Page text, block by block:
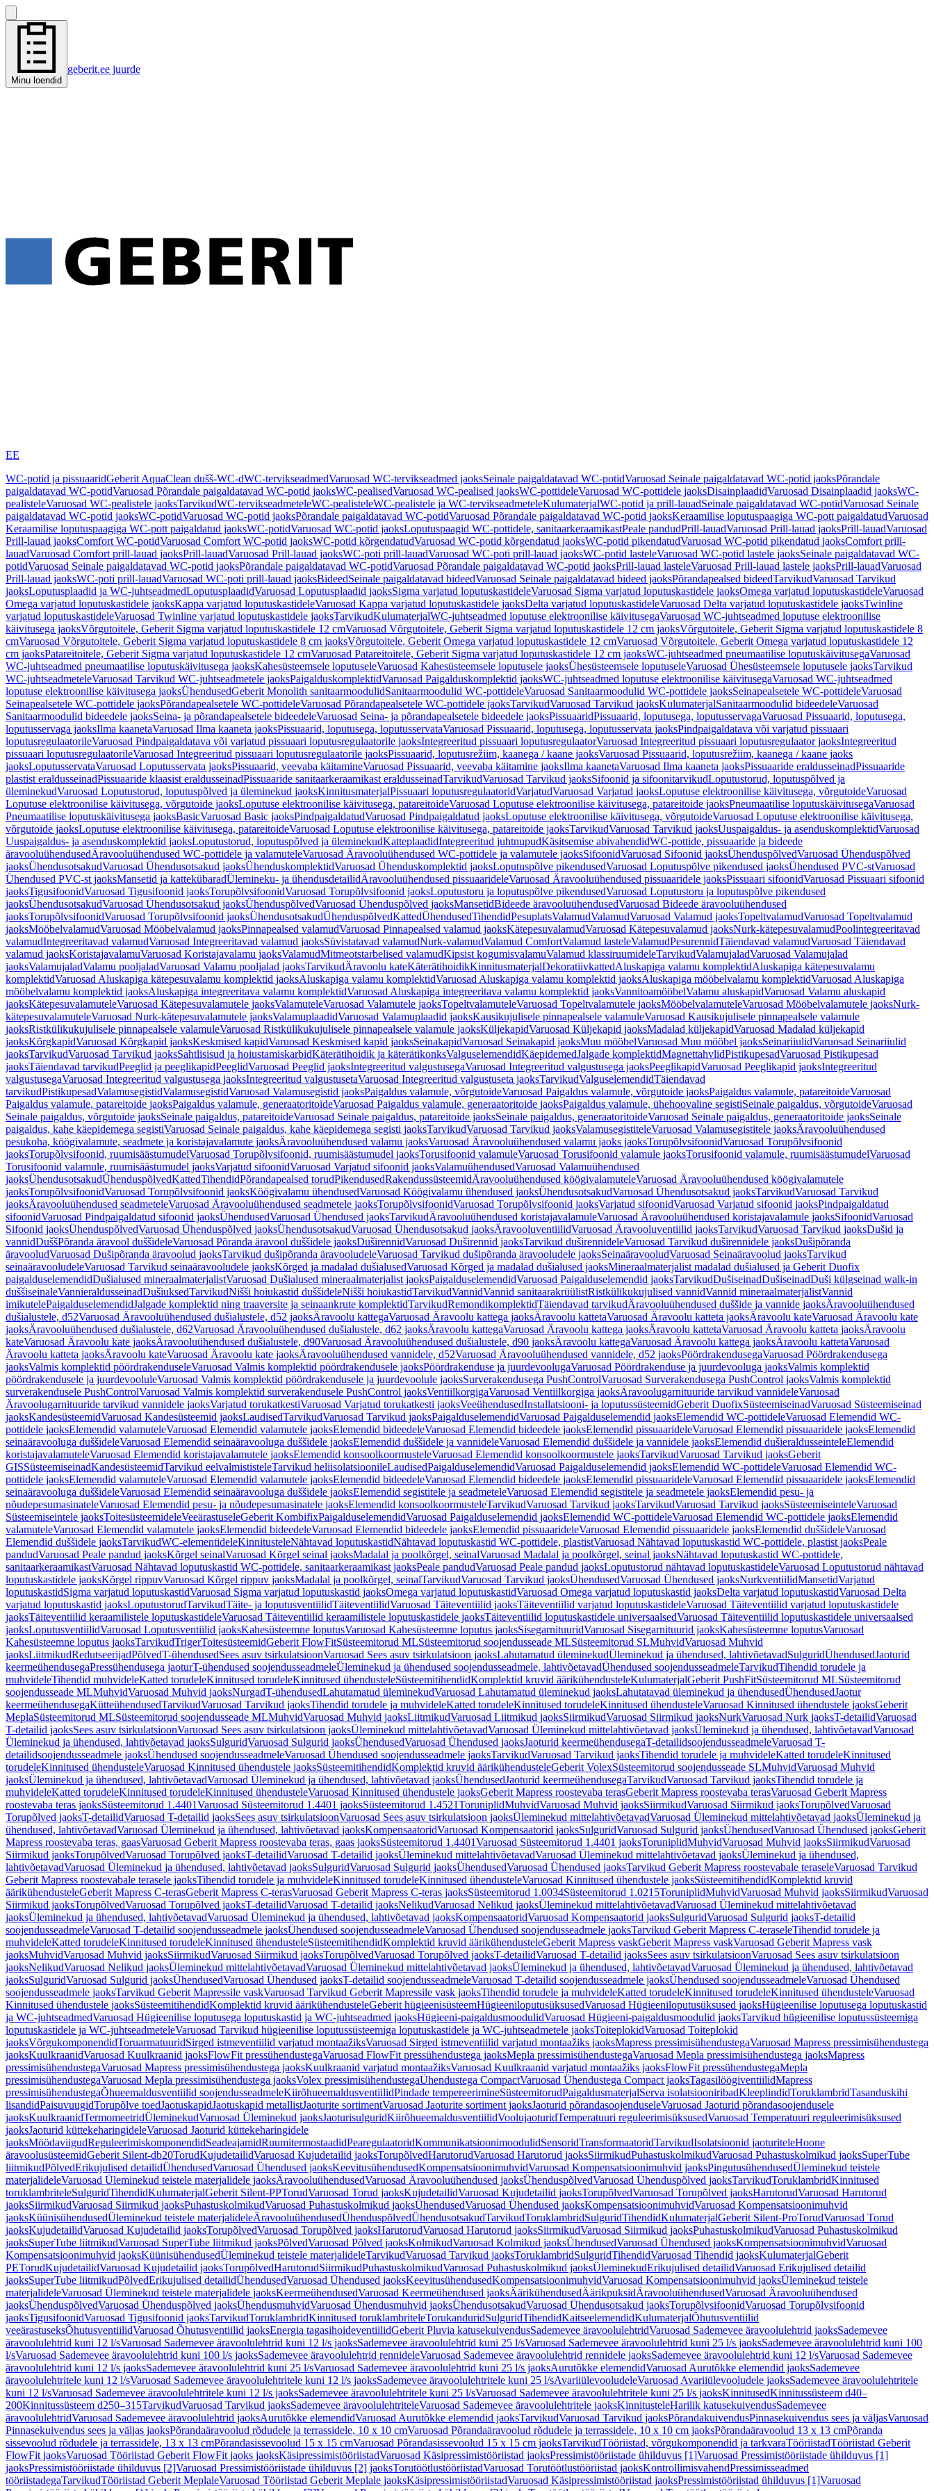
Minu loendid
geberit.ee juurde
EE
WC-potid ja pissuaaridGeberit AquaClean dušš-WC-dWC-tervikseadmedVaruosad WC-tervikseadmed jaoksSeinale paigaldatavad WC-potidVaruosad Seinale paigaldatavad WC-potid jaoksPõrandale
paigaldatavad WC-potidVaruosad Põrandale paigaldatavad WC-potid jaoksWC-pealisedVaruosad WC-pealised jaoksWC-pottideleVaruosad WC-pottidele jaoksDisainplaadidVaruosad Disainplaadid jaoksWC-
pealisteleVaruosad WC-pealistele jaoksTarvikudWC-tervikseadmeteleWC-pealisteleWC-pealistele ja WC-tervikseadmeteleKulumaterjalWC-potid ja prill-lauadSeinale paigaldatavad WC-potidVaruosad Seinale
paigaldatavad WC-potid jaoksWC-potidVaruosad WC-potid jaoksPõrandale paigaldatavad WC-potidVaruosad Põrandale paigaldatavad WC-potid jaoksKeraamilise loputuspaagiga WC-pott paigaldatudVaruosad
Keraamilise loputuspaagiga WC-pott paigaldatud jaoksWC-potidVaruosad WC-potid jaoksLoputuspaagid WC-pottidele, sanitaarkeraamikastPeale pandudPrill-lauadVaruosad Prill-lauad jaoksPrill-lauadVaruosad
Prill-lauad jaoksComfort WC-potidVaruosad Comfort WC-potid jaoksWC-potid kõrgendatudVaruosad WC-potid kõrgendatud jaoksWC-potid pikendatudVaruosad WC-potid pikendatud jaoksComfort prill-
lauadVaruosad Comfort prill-lauad jaoksPrill-lauadVaruosad Prill-lauad jaoksWC-poti prill-lauadVaruosad WC-poti prill-lauad jaoksWC-potid lasteleVaruosad WC-potid lastele jaoksSeinale paigaldatavad WC-
potidVaruosad Seinale paigaldatavad WC-potid jaoksPõrandale paigaldatavad WC-potidVaruosad Põrandale paigaldatavad WC-potid jaoksPrill-lauad lasteleVaruosad Prill-lauad lastele jaoksPrill-lauadVaruosad
Prill-lauad jaoksWC-poti prill-lauadVaruosad WC-poti prill-lauad jaoksBideedSeinale paigaldatavad bideedVaruosad Seinale paigaldatavad bideed jaoksPõrandapealsed bideedTarvikudVaruosad Tarvikud
jaoksLoputusplaadid ja WC-juhtseadmedLoputusplaadidVaruosad Loputusplaadid jaoksSigma varjatud loputuskastideleVaruosad Sigma varjatud loputuskastidele jaoksOmega varjatud loputuskastideleVaruosad
Omega varjatud loputuskastidele jaoksKappa varjatud loputuskastideleVaruosad Kappa varjatud loputuskastidele jaoksDelta varjatud loputuskastideleVaruosad Delta varjatud loputuskastidele jaoksTwinline
varjatud loputuskastideleVaruosad Twinline varjatud loputuskastidele jaoksTarvikudKulumaterjalWC-juhtseadmed loputuse elektroonilise käivitusegaVaruosad WC-juhtseadmed loputuse elektroonilise
käivitusega jaoksVõrgutoitele, Geberit Sigma varjatud loputuskastidele 12 cmVaruosad Võrgutoitele, Geberit Sigma varjatud loputuskastidele 12 cm jaoksVõrgutoitele, Geberit Sigma varjatud loputuskastidele 8
cmVaruosad Võrgutoitele, Geberit Sigma varjatud loputuskastidele 8 cm jaoksVõrgutoitele, Geberit Omega varjatud loputuskastidele 12 cmVaruosad Võrgutoitele, Geberit Omega varjatud loputuskastidele 12
cm jaoksPatareitoitele, Geberit Sigma varjatud loputuskastidele 12 cmVaruosad Patareitoitele, Geberit Sigma varjatud loputuskastidele 12 cm jaoksWC-juhtseadmed pneumaatilise loputuskäivitusegaVaruosad
WC-juhtseadmed pneumaatilise loputuskäivitusega jaoksKahesüsteemsele loputuseleVaruosad Kahesüsteemsele loputusele jaoksÜhesüsteemsele loputuseleVaruosad Ühesüsteemsele loputusele jaoksTarvikud
WC-juhtseadmeteleVaruosad Tarvikud WC-juhtseadmetele jaoksPaigalduskomplektidVaruosad Paigalduskomplektid jaoksWC-juhtseadmed loputuse elektroonilise käivitusegaVaruosad WC-juhtseadmed
loputuse elektroonilise käivitusega jaoksÜhendusedGeberit Monolith sanitaarmoodulidSanitaarmoodulid WC-pottideleVaruosad Sanitaarmoodulid WC-pottidele jaoksSeinapealsetele WC-pottideleVaruosad
Seinapealsetele WC-pottidele jaoksPõrandapealsetele WC-pottideleVaruosad Põrandapealsetele WC-pottidele jaoksTarvikudVaruosad Tarvikud jaoksKulumaterjalSanitaarmoodulid bideedeleVaruosad
Sanitaarmoodulid bideedele jaoksSeina- ja põrandapealsetele bideedeleVaruosad Seina- ja põrandapealsetele bideedele jaoksPissuaaridPissuaarid, loputusega, loputusservagaVaruosad Pissuaarid, loputusega,
loputusservaga jaoksIlma kaanetaVaruosad Ilma kaaneta jaoksPissuaarid, loputusega, loputusservataVaruosad Pissuaarid, loputusega, loputusservata jaoksPindpaigaldatava või varjatud pissuaari
loputusregulaatorileVaruosad Pindpaigaldatava või varjatud pissuaari loputusregulaatorile jaoksIntegreeritud pissuaari loputusregulaatorVaruosad Integreeritud pissuaari loputusregulaator jaoksIntegreeritud
pissuaari loputusregulaatorileVaruosad Integreeritud pissuaari loputusregulaatorile jaoksPissuaarid, loputusrežiim, kaanega / kaane jaoksVaruosad Pissuaarid, loputusrežiim, kaanega / kaane jaoks
jaoksLoputusservataVaruosad Loputusservata jaoksPissuaarid, veevaba käitamineVaruosad Pissuaarid, veevaba käitamine jaoksIlma kaanetaVaruosad Ilma kaaneta jaoksPissuaaride eraldusseinadPissuaaride
plastist eraldusseinadPissuaaride klaasist eraldusseinadPissuaaride sanitaarkeraamikast eraldusseinadTarvikudVaruosad Tarvikud jaoksSifoonid ja sifoonitarvikudLoputustorud, loputuspõlved ja
üleminekudVaruosad Loputustorud, loputuspõlved ja üleminekud jaoksKinnitusmaterjalPissuaari loputusregulaatoridVarjatudVaruosad Varjatud jaoksLoputuse elektroonilise käivitusega, võrgutoideVaruosad
Loputuse elektroonilise käivitusega, võrgutoide jaoksLoputuse elektroonilise käivitusega, patareitoideVaruosad Loputuse elektroonilise käivitusega, patareitoide jaoksPneumaatilise loputuskäivitusegaVaruosad
Pneumaatilise loputuskäivitusega jaoksBasicVaruosad Basic jaoksPindpaigaldatudVaruosad Pindpaigaldatud jaoksLoputuse elektroonilise käivitusega, võrgutoideVaruosad Loputuse elektroonilise käivitusega,
võrgutoide jaoksLoputuse elektroonilise käivitusega, patareitoideVaruosad Loputuse elektroonilise käivitusega, patareitoide jaoksTarvikudVaruosad Tarvikud jaoksUuspaigaldus- ja asenduskomplektidVaruosad
Uuspaigaldus- ja asenduskomplektid jaoksLoputustorud, loputuspõlved ja üleminekudKatteplaadidIntegreeritud juhtnupudKäsitsemise abivahendidWC-pottide, pissuaaride ja bideede
äravooluühendusedÄravooluühendused WC-pottidele ja valamuteleVaruosad Äravooluühendused WC-pottidele ja valamutele jaoksSifoonidVaruosad Sifoonid jaoksÜhenduspõlvedVaruosad Ühenduspõlved
jaoksÜhendusotsakudVaruosad Ühendusotsakud jaoksÜhenduskomplektidVaruosad Ühenduskomplektid jaoksLoputuspõlve pikendusedVaruosad Loputuspõlve pikendused jaoksÜhendused PVC-stVaruosad
Ühendused PVC-st jaoksMansetid ja kattekübaradÜlemineku- ja ühendusdetailidÄravooluühendused pissuaarideleVaruosad Äravooluühendused pissuaaridele jaoksPissuaari sifoonidVaruosad Pissuaari sifoonid
jaoksTigusifoonidVaruosad Tigusifoonid jaoksTorupõlvsifoonidVaruosad Torupõlvsifoonid jaoksLoputustoru ja loputuspõlve pikendusedVaruosad Loputustoru ja loputuspõlve pikendused
jaoksÜhendusotsakudVaruosad Ühendusotsakud jaoksÜhenduspõlvedVaruosad Ühenduspõlved jaoksMansetidBideede äravooluühendusedVaruosad Bideede äravooluühendused
jaoksTorupõlvsifoonidVaruosad Torupõlvsifoonid jaoksÜhendusotsakudÜhenduspõlvedKattedÜhendusedTihendidPesuplatsValamudValamudVaruosad Valamud jaoksTopeltvalamudVaruosad Topeltvalamud
jaoksMööbelvalamudVaruosad Mööbelvalamud jaoksPinnapealsed valamudVaruosad Pinnapealsed valamud jaoksKätepesuvalamudVaruosad Kätepesuvalamud jaoksNurk-kätepesuvalamudPoolintegreeritavad
valamudIntegreeritavad valamudVaruosad Integreeritavad valamud jaoksSüvistatavad valamudNurk-valamudValamud ComfortValamud lasteleValamudPesurennidTäiendavad valamudVaruosad Täiendavad
valamud jaoksKoristajavalamuVaruosad Koristajavalamu jaoksValamudMitmeotstarbelised valamudKipsist kogumisvalamuValamud klassiruumideleTarvikudValamujaladVaruosad Valamujalad
jaoksValamujaladValamu pooljaladVaruosad Valamu pooljalad jaoksTarvikudÄravoolu kateKäterätihoidikKinnitusmaterjalDekoratiivkattedAluskapiga valamu komplektidAluskapiga kätepesuvalamu
komplektidVaruosad Aluskapiga kätepesuvalamu komplektid jaoksAluskapiga valamu komplektidVaruosad Aluskapiga valamu komplektid jaoksAluskapiga mööbelvalamu komplektidVaruosad Aluskapiga
mööbelvalamu komplektid jaoksAluskapiga integreeritava valamu komplektidVaruosad Aluskapiga integreeritava valamu komplektid jaoksVannitoamööbelValamu aluskapidVaruosad Valamu aluskapid
jaoksKätepesuvalamuteleVaruosad Kätepesuvalamutele jaoksValamuteleVaruosad Valamutele jaoksTopeltvalamuteleVaruosad Topeltvalamutele jaoksMööbelvalamuteleVaruosad Mööbelvalamutele jaoksNurk-
kätepesuvalamuteleVaruosad Nurk-kätepesuvalamutele jaoksValamuplaadidVaruosad Valamuplaadid jaoksKausikujulisele pinnapealsele valamuleVaruosad Kausikujulisele pinnapealsele valamule
jaoksRistkülikukujulisele pinnapealsele valamuleVaruosad Ristkülikukujulisele pinnapealsele valamule jaoksKüljekapidVaruosad Küljekapid jaoksMadalad küljekapidVaruosad Madalad küljekapid
jaoksKõrgkapidVaruosad Kõrgkapid jaoksKeskmised kapidVaruosad Keskmised kapid jaoksSeinakapidVaruosad Seinakapid jaoksMuu mööbelVaruosad Muu mööbel jaoksSeinariiulidVaruosad Seinariiulid
jaoksTarvikudVaruosad Tarvikud jaoksSahtlisisud ja hoiustamiskarbidKäterätihoidik ja käterätikonksValguselemendidKäepidemedJalgade komplektidMagnettahvlidPistikupesadVaruosad Pistikupesad
jaoksTäiendavad tarvikudPeeglid ja peeglikapidPeeglidVaruosad Peeglid jaoksIntegreeritud valgustusegaVaruosad Integreeritud valgustusega jaoksPeeglikapidVaruosad Peeglikapid jaoksIntegreeritud
valgustusegaVaruosad Integreeritud valgustusega jaoksIntegreeritud valgustusetaVaruosad Integreeritud valgustuseta jaoksTarvikudValguselemendidTäiendavad
tarvikudPistikupesadValamusegistidValamusegistidVaruosad Valamusegistid jaoksPaigaldus valamule, võrgutoideVaruosad Paigaldus valamule, võrgutoide jaoksPaigaldus valamule, patareitoideVaruosad
Paigaldus valamule, patareitoide jaoksPaigaldus valamule, generaatoritoideVaruosad Paigaldus valamule, generaatoritoide jaoksPaigaldus valamule, ühehoovaline segistiSeinale paigaldus, võrgutoideVaruosad
Seinale paigaldus, võrgutoide jaoksSeinale paigaldus, patareitoideVaruosad Seinale paigaldus, patareitoide jaoksSeinale paigaldus, generaatoritoideVaruosad Seinale paigaldus, generaatoritoide jaoksSeinale
paigaldus, kahe käepidemega segistiVaruosad Seinale paigaldus, kahe käepidemega segisti jaoksTarvikudVaruosad Tarvikud jaoksValamusegistiteleVaruosad Valamusegistitele jaoksÄravooluühendused
pesukoha, köögivalamute, seadmete ja koristajavalamute jaoksÄravooluühendused valamu jaoksVaruosad Äravooluühendused valamu jaoks jaoksTorupõlvsifoonidVaruosad Torupõlvsifoonid
jaoksTorupõlvsifoonid, ruumisäästumudelVaruosad Torupõlvsifoonid, ruumisäästumudel jaoksTorusifoonid valamuleVaruosad Torusifoonid valamule jaoksTorusifoonid valamule, ruumisäästumudelVaruosad
Torusifoonid valamule, ruumisäästumudel jaoksVarjatud sifoonidVaruosad Varjatud sifoonid jaoksValamuühendusedVaruosad Valamuühendused
jaoksÜhendusotsakudÜhenduspõlvedKattedTihendidPõrandapealsed torudPikendusedRakendussüsteemidÄravooluühendused köögivalamuteleVaruosad Äravooluühendused köögivalamutele
jaoksTorupõlvsifoonidVaruosad Torupõlvsifoonid jaoksKöögivalamu ühendusedVaruosad Köögivalamu ühendused jaoksÜhendusotsakudVaruosad Ühendusotsakud jaoksTarvikudVaruosad Tarvikud
jaoksÄravooluühendused seadmeteleVaruosad Äravooluühendused seadmetele jaoksTorupõlvsifoonidVaruosad Torupõlvsifoonid jaoksVarjatud sifoonidVaruosad Varjatud sifoonid jaoksPindpaigaldatud
sifoonidVaruosad Pindpaigaldatud sifoonid jaoksÜhendusedVaruosad Ühendused jaoksTarvikudÄravooluühendused koristajavalamuleVaruosad Äravooluühendused koristajavalamule jaoksSifoonidVaruosad
Sifoonid jaoksÜhenduspõlvedVaruosad Ühenduspõlved jaoksÜhendusotsakudVaruosad Ühendusotsakud jaoksÄravooluventiilidVaruosad Äravooluventiilid jaoksTarvikudVaruosad Tarvikud jaoksDušid ja
vannidDuššPõranda äravool duššideleVaruosad Põranda äravool duššidele jaoksDuširennidVaruosad Duširennid jaoksTarvikud duširennideleVaruosad Tarvikud duširennidele jaoksDušipõranda
äravooludVaruosad Dušipõranda äravoolud jaoksTarvikud dušipõranda äravooludeleVaruosad Tarvikud dušipõranda äravooludele jaoksSeinaäravooludVaruosad Seinaäravoolud jaoksTarvikud
seinaäravooludeleVaruosad Tarvikud seinaäravooludele jaoksKõrged ja madalad dušialusedVaruosad Kõrged ja madalad dušialused jaoksMineraalmaterjalist madalad dušialused ja Geberit Duofix
paigalduselemendidDušialused mineraalmaterjalistVaruosad Dušialused mineraalmaterjalist jaoksPaigalduselemendidVaruosad Paigalduselemendid jaoksTarvikudDušiseinadDušiseinadDuši külgseinad walk-in
duššiseinaleVannieraldusseinadDušiuksedTarvikudNišši hoiukastid duššideleNišši hoiukastidTarvikudVannidVannid sanitaarakrüülistRistkülikukujulised vannidVannid mineraalmaterjalistVannid
imikutelePaigalduselemendidJalgade komplektid ning traaversite ja seinaankrute komplektidTarvikudRemondikomplektidTäiendavad tarvikudÄravooluühendused duššide ja vannide jaoksÄravooluühendused
dušialustele, d52Varuosad Äravooluühendused dušialustele, d52 jaoksÄravoolu kattegaVaruosad Äravoolu kattega jaoksÄravoolu kattetaVaruosad Äravoolu katteta jaoksÄravoolu kateVaruosad Äravoolu kate
jaoksÄravooluühendused dušialustele, d62Varuosad Äravooluühendused dušialustele, d62 jaoksÄravoolu kattegaVaruosad Äravoolu kattega jaoksÄravoolu kattetaVaruosad Äravoolu katteta jaoksÄravoolu
kateVaruosad Äravoolu kate jaoksÄravooluühendused dušialustele, d90Varuosad Äravooluühendused dušialustele, d90 jaoksÄravoolu kattegaVaruosad Äravoolu kattega jaoksÄravoolu kattetaVaruosad
Äravoolu katteta jaoksÄravoolu kateVaruosad Äravoolu kate jaoksÄravooluühendused vannidele, d52Varuosad Äravooluühendused vannidele, d52 jaoksPöördrakendusegaVaruosad Pöördrakendusega
jaoksValmis komplektid pöördrakenduseleVaruosad Valmis komplektid pöördrakendusele jaoksPöördrakenduse ja juurdevoolugaVaruosad Pöördrakenduse ja juurdevooluga jaoksValmis komplektid
pöördrakendusele ja juurdevooluleVaruosad Valmis komplektid pöördrakendusele ja juurdevoolule jaoksSurverakendusega PushControlVaruosad Surverakendusega PushControl jaoksValmis komplektid
surverakendusele PushControlVaruosad Valmis komplektid surverakendusele PushControl jaoksVentiilkorgigaVaruosad Ventiilkorgiga jaoksÄravoolugarnituuride tarvikud vannideleVaruosad
Äravoolugarnituuride tarvikud vannidele jaoksVarjatud torukatkestiVaruosad Varjatud torukatkesti jaoksVeeühendusedInstallatsiooni- ja loputussüsteemidGeberit DuofixSüsteemiseinadVaruosad Süsteemiseinad
jaoksKandesüsteemidVaruosad Kandesüsteemid jaoksLaudisedTarvikudVaruosad Tarvikud jaoksPaigalduselemendidVaruosad Paigalduselemendid jaoksElemendid WC-pottideleVaruosad Elemendid WC-
pottidele jaoksElemendid valamuteleVaruosad Elemendid valamutele jaoksElemendid bideedeleVaruosad Elemendid bideedele jaoksElemendid pissuaarideleVaruosad Elemendid pissuaaridele jaoksElemendid
seinaäravooluga duššideleVaruosad Elemendid seinaäravooluga duššidele jaoksElemendid duššidele ja vannideleVaruosad Elemendid duššidele ja vannidele jaoksElemendid dušieraldusseinteleElemendid
koristajavalamuteleVaruosad Elemendid koristajavalamutele jaoksElemendid konsoolkoormusteleVaruosad Elemendid konsoolkoormustele jaoksTarvikudVaruosad Tarvikud jaoksGeberit
GISSüsteemiseinadKandesüsteemidTarvikud eelvalmististeleTarvikud heliisolatsioonileLaudisedPaigalduselemendidVaruosad Paigalduselemendid jaoksElemendid WC-pottideleVaruosad Elemendid WC-
pottidele jaoksElemendid valamuteleVaruosad Elemendid valamutele jaoksElemendid bideedeleVaruosad Elemendid bideedele jaoksElemendid pissuaarideleVaruosad Elemendid pissuaaridele jaoksElemendid
seinaäravooluga duššideleVaruosad Elemendid seinaäravooluga duššidele jaoksElemendid segistitele ja seadmeteleVaruosad Elemendid segistitele ja seadmetele jaoksElemendid pesu- ja
nõudepesumasinateleVaruosad Elemendid pesu- ja nõudepesumasinatele jaoksElemendid konsoolkoormusteleTarvikudVaruosad Tarvikud jaoksTarvikudVaruosad Tarvikud jaoksSüsteemiseinteleVaruosad
Süsteemiseintele jaoksToitesüsteemideleVeeärastuseleGeberit KombifixPaigalduselemendidVaruosad Paigalduselemendid jaoksElemendid WC-pottideleVaruosad Elemendid WC-pottidele jaoksElemendid
valamuteleVaruosad Elemendid valamutele jaoksElemendid bideedeleVaruosad Elemendid bideedele jaoksElemendid pissuaarideleVaruosad Elemendid pissuaaridele jaoksElemendid duššideleVaruosad
Elemendid duššidele jaoksTarvikudWC-elementideleKinnitusteleNähtavad loputuskastidNähtavad loputuskastid WC-pottidele, plastistVaruosad Nähtavad loputuskastid WC-pottidele, plastist jaoksPeale
pandudVaruosad Peale pandud jaoksKõrgel seinalVaruosad Kõrgel seinal jaoksMadalal ja poolkõrgel, seinalVaruosad Madalal ja poolkõrgel, seinal jaoksNähtavad loputuskastid WC-pottidele,
sanitaarkeraamikastVaruosad Nähtavad loputuskastid WC-pottidele, sanitaarkeraamikast jaoksPeale pandudVaruosad Peale pandud jaoksLoputustorud nähtavad loputuskastideleVaruosad Loputustorud nähtavad
loputuskastidele jaoksKõrgel rippuvVaruosad Kõrgel rippuv jaoksMadalal ja poolkõrgel, seinalTarvikudVaruosad Tarvikud jaoksÜhendusedVaruosad Ühendused jaoksNurkventiilidMansetidVarjatud
loputuskastidSigma varjatud loputuskastidVaruosad Sigma varjatud loputuskastid jaoksOmega varjatud loputuskastidVaruosad Omega varjatud loputuskastid jaoksDelta varjatud loputuskastidVaruosad Delta
varjatud loputuskastid jaoksLoputustorudTarvikudTäite- ja loputusventiilidTäiteventiilidVaruosad Täiteventiilid jaoksTäiteventiilid varjatud loputuskastideleVaruosad Täiteventiilid varjatud loputuskastidele
jaoksTäiteventiilid keraamilistele loputuskastideleVaruosad Täiteventiilid keraamilistele loputuskastidele jaoksTäiteventiilid loputuskastidele universaalsedVaruosad Täiteventiilid loputuskastidele universaalsed
jaoksLoputusventiilidVaruosad Loputusventiilid jaoksKahesüsteemne loputusVaruosad Kahesüsteemne loputus jaoksSisegarnituuridVaruosad Sisegarnituurid jaoksKahesüsteemne loputusVaruosad
Kahesüsteemne loputus jaoksTarvikudTrigerToitesüsteemidGeberit FlowFitSüsteemitorud MLSüsteemitorud soojendusseade MLSüsteemitorud SLMuhvidVaruosad Muhvid
jaoksLiitmikudRedutseerijadPõlvedT-ühendusedSees asuv tsirkulatsioonVaruosad Sees asuv tsirkulatsioon jaoksLahutamatud üleminekudÜleminekud ja ühendused, lahtivõetavadSulguridÜhendusedJaoturid
keermeühendusegaPressühendusega jaoturT-ühendused soojendusseadmeleÜleminekud ja ühendused soojendusseadmele, lahtivõetavadÜhendused soojendusseadmeleTarvikudTihendid torudele ja
muhvideleTihendid muhvideleKatted torudeleKinnitused torudeleKinnitused ühendusteleSüsteemitihendidKomplektid kruvid äärikühendusteleKulumaterjalGeberit PushFitSüsteemitorud MLSüsteemitorud
soojendusseade MLMuhvidVaruosad Muhvid jaoksNurgadT-ühendusedLahutamatud üleminekudVaruosad Lahutamatud üleminekud jaoksLahutatavad üleminekud ja ühendusedÜhendusedJaotur
keermeühendusegaKütteühendusedTarvikudVaruosad Tarvikud jaoksTihendid torudele ja muhvideleKatted torudeleKinnitused torudeleKinnitused ühendusteleVaruosad Kinnitused ühendustele jaoksGeberit
MeplaSüsteemitorud MLSüsteemitorud soojendusseade MLMuhvidVaruosad Muhvid jaoksLiitmikudVaruosad Liitmikud jaoksSiirmikudVaruosad Siirmikud jaoksNurkVaruosad Nurk jaoksT-detailidVaruosad
T-detailid jaoksSees asuv tsirkulatsioonVaruosad Sees asuv tsirkulatsioon jaoksÜleminekud mittelahtivõetavadVaruosad Üleminekud mittelahtivõetavad jaoksÜleminekud ja ühendused, lahtivõetavadVaruosad
Üleminekud ja ühendused, lahtivõetavad jaoksSulguridVaruosad Sulgurid jaoksÜhendusedVaruosad Ühendused jaoksJaoturid keermeühendusegaT-detailidsoojendusseadmeleVaruosad T-
detailidsoojendusseadmele jaoksÜhendused soojendusseadmeleVaruosad Ühendused soojendusseadmele jaoksTarvikudVaruosad Tarvikud jaoksTihendid torudele ja muhvideleKatted torudeleKinnitused
torudeleKinnitused ühendusteleVaruosad Kinnitused ühendustele jaoksSüsteemitihendidKomplektid kruvid äärikühendusteleGeberit VolexSüsteemitorud soojendusseade SLMuhvidVaruosad Muhvid
jaoksÜleminekud ja ühendused, lahtivõetavadVaruosad Üleminekud ja ühendused, lahtivõetavad jaoksÜhendusedJaoturid keermeühendusegaTarvikudVaruosad Tarvikud jaoksTihendid torudele ja
muhvideleKatted torudeleKinnitused torudeleKinnitused ühendusteleVaruosad Kinnitused ühendustele jaoksGeberit Mapress roostevaba terasGeberit Mapress roostevaba terasVaruosad Geberit Mapress
roostevaba teras jaoksSüsteemitorud 1.4401Varuosad Süsteemitorud 1.4401 jaoksSüsteemitorud 1.4521ToruniplidMuhvidVaruosad Muhvid jaoksSiirmikudVaruosad Siirmikud jaoksTorupõlvedVaruosad
Torupõlved jaoksT-detailidVaruosad T-detailid jaoksSees asuv tsirkulatsioonVaruosad Sees asuv tsirkulatsioon jaoksÜleminekud mittelahtivõetavadVaruosad Üleminekud mittelahtivõetavad jaoksÜleminekud ja
ühendused, lahtivõetavadVaruosad Üleminekud ja ühendused, lahtivõetavad jaoksKompensaatoridVaruosad Kompensaatorid jaoksSulguridVaruosad Sulgurid jaoksÜhendusedVaruosad Ühendused jaoksGeberit
Mapress roostevaba teras, gaasVaruosad Geberit Mapress roostevaba teras, gaas jaoksSüsteemitorud 1.4401Varuosad Süsteemitorud 1.4401 jaoksToruniplidMuhvidVaruosad Muhvid jaoksSiirmikudVaruosad
Siirmikud jaoksTorupõlvedVaruosad Torupõlved jaoksT-detailidVaruosad T-detailid jaoksÜleminekud mittelahtivõetavadVaruosad Üleminekud mittelahtivõetavad jaoksÜleminekud ja ühendused,
lahtivõetavadVaruosad Üleminekud ja ühendused, lahtivõetavad jaoksSulguridVaruosad Sulgurid jaoksÜhendusedVaruosad Ühendused jaoksTarvikud Geberit Mapress roostevabale teraseleVaruosad Tarvikud
Geberit Mapress roostevabale terasele jaoksTihendid torudele ja muhvideleKinnitused torudeleKinnitused ühendusteleVaruosad Kinnitused ühendustele jaoksSüsteemitihendidKomplektid kruvid
äärikühendusteleGeberit Mapress C-terasGeberit Mapress C-terasVaruosad Geberit Mapress C-teras jaoksSüsteemitorud 1.0034Süsteemitorud 1.0215ToruniplidMuhvidVaruosad Muhvid jaoksSiirmikudVaruosad
Siirmikud jaoksTorupõlvedVaruosad Torupõlved jaoksT-detailidVaruosad T-detailid jaoksNelikudVaruosad Nelikud jaoksÜleminekud mittelahtivõetavadVaruosad Üleminekud mittelahtivõetavad
jaoksÜleminekud ja ühendused, lahtivõetavadVaruosad Üleminekud ja ühendused, lahtivõetavad jaoksKompensaatoridVaruosad Kompensaatorid jaoksSulguridVaruosad Sulgurid jaoksT-detailid
soojendusseadmeleVaruosad T-detailid soojendusseadmele jaoksÜhendused soojendusseadmeleVaruosad Ühendused soojendusseadmele jaoksTarvikud Geberit Mapress C-teraseleTihendid torudele ja
muhvideleKatted torudeleKinnitused torudeleKinnitused ühendusteleSüsteemitihendidKomplektid kruvid äärikühendusteleGeberit Mapress vaskGeberit Mapress vaskVaruosad Geberit Mapress vask
jaoksMuhvidVaruosad Muhvid jaoksSiirmikudVaruosad Siirmikud jaoksTorupõlvedVaruosad Torupõlved jaoksT-detailidVaruosad T-detailid jaoksSees asuv tsirkulatsioonVaruosad Sees asuv tsirkulatsioon
jaoksNelikudVaruosad Nelikud jaoksÜleminekud mittelahtivõetavadVaruosad Üleminekud mittelahtivõetavad jaoksÜleminekud ja ühendused, lahtivõetavadVaruosad Üleminekud ja ühendused, lahtivõetavad
jaoksSulguridVaruosad Sulgurid jaoksÜhendusedVaruosad Ühendused jaoksT-detailid soojendusseadmeleVaruosad T-detailid soojendusseadmele jaoksÜhendused soojendusseadmeleVaruosad Ühendused
soojendusseadmele jaoksTarvikud Geberit Mapressile vaskVaruosad Tarvikud Geberit Mapressile vask jaoksTihendid torudele ja muhvideleKatted torudeleKinnitused torudeleKinnitused ühendusteleVaruosad
Kinnitused ühendustele jaoksSüsteemitihendidKomplektid kruvid äärikühendusteleGeberit hügieenisüsteemHügieeniloputusüksusedVaruosad Hügieeniloputusüksused jaoksHügieenilise loputusega loputuskastid
ja WC-juhtseadmedVaruosad Hügieenilise loputusega loputuskastid ja WC-juhtseadmed jaoksHügieeni-paigaldusmoodulidVaruosad Hügieeni-paigaldusmoodulid jaoksTarvikud hügieenilise loputussüsteemiga
loputuskastidele ja WC-juhtseadmeteleVaruosad Tarvikud hügieenilise loputussüsteemiga loputuskastidele ja WC-juhtseadmetele jaoksToiteplokidVaruosad Toiteplokid
jaoksVõrgukomponendidToruarmatuuridSirged istmeventiilid varjatud montaažiksVaruosad Sirged istmeventiilid varjatud montaažiks jaoksMapress pressimisühendustegaVaruosad Mapress pressimisühendustega
jaoksKuulkraanidVaruosad Kuulkraanid jaoksFlowFit pressühendustegaVaruosad FlowFit pressühendustega jaoksMepla pressimisühendustegaVaruosad Mepla pressimisühendustega jaoksMapress
pressimisühendustegaVaruosad Mapress pressimisühendustega jaoksKuulkraanid varjatud montaažiksVaruosad Kuulkraanid varjatud montaažiks jaoksFlowFit pressühendustegaMepla
pressimisühendustegaVaruosad Mepla pressimisühendustega jaoksVolex pressimisühendustegaÜhendustega CompactVaruosad Ühendustega Compact jaoksTagasilöögiventiilidMapress
pressimisühendustegaÕhueemaldusventiilid soojendusseadmeleKiirõhueemaldusventiilidPindade tempereerimineSüsteemitorudPaigaldusmaterjalServa isolatsiooniribadKleeplindidToruklambridTasanduskihi
lisandidPaisuvuugidTorupõlve toedJaotuskapidJaotuskapid metallistJaoturite sortimentVaruosad Jaoturite sortiment jaoksJaoturid põrandasoojenduseleVaruosad Jaoturid põrandasoojendusele
jaoksKuulkraanidTermomeetridÜleminekudVaruosad Üleminekud jaoksJaoturisulguridKiirõhueemaldusventiilidVoolujaoturidTemperatuuri reguleerimisüksusedVaruosad Temperatuuri reguleerimisüksused
jaoksJaoturid küttekeharingideleVaruosad Jaoturid küttekeharingidele
jaoksMöödaviigudReguleerimiskomponendidSeadeajamidRuumitermostaadidPearegulaatoridKommunikatsioonimoodulidSensoridTransformaatoridTarvikudIsolatsioonid jaoturiteleHoone
äravoolusüsteemidGeberit Silent-db20TorudKujudetailidVaruosad Kujudetailid jaoksTorupõlvedHarutorudVaruosad Harutorud jaoksSiirmikudPuhastuskolmikudVaruosad Puhastuskolmikud jaoksSuperTube
liitmikudPõlvedErikujulised detailidÜhendusedVaruosad Ühendused jaoksKeevitusühendusedKompensatsioonimuhvidVaruosad Kompensatsioonimuhvid jaoksPingutusühendusedÜleminekud teistele
materjalideleVaruosad Üleminekud teistele materjalidele jaoksÄravooluühendusedVaruosad Äravooluühendused jaoksÜhenduspõlvedVaruosad Ühenduspõlved jaoksTarvikudToruklambridKinnitused
toruklambriteleSulguridTihendidKulumaterjalGeberit Silent-PPTorudVaruosad Torud jaoksKujudetailidVaruosad Kujudetailid jaoksTorupõlvedVaruosad Torupõlved jaoksHarutorudVaruosad Harutorud
jaoksSiirmikudVaruosad Siirmikud jaoksPuhastuskolmikudVaruosad Puhastuskolmikud jaoksÜhendusedVaruosad Ühendused jaoksKompensatsioonimuhvidVaruosad Kompensatsioonimuhvid
jaoksKüünisühendusedÜleminekud teistele materjalideleÄravooluühendusedÜhenduspõlvedÜhendusotsakudTarvikudToruklambridSulguridTihendidKulumaterjalGeberit Silent-ProTorudVaruosad Torud
jaoksKujudetailidVaruosad Kujudetailid jaoksTorupõlvedVaruosad Torupõlved jaoksHarutorudVaruosad Harutorud jaoksSiirmikudVaruosad Siirmikud jaoksPuhastuskolmikudVaruosad Puhastuskolmikud
jaoksSuperTube liitmikudVaruosad SuperTube liitmikud jaoksPõlvedVaruosad Põlved jaoksKolmikudVaruosad Kolmikud jaoksÜhendusedVaruosad Ühendused jaoksKompensatsioonimuhvidVaruosad
Kompensatsioonimuhvid jaoksKüünisühendusedÜleminekud teistele materjalideleTarvikudVaruosad Tarvikud jaoksToruklambridSulguridTihendidVaruosad Tihendid jaoksKulumaterjalGeberit
PETorudKujudetailidVaruosad Kujudetailid jaoksTorupõlvedHarutorudSiirmikudPuhastuskolmikudVaruosad Puhastuskolmikud jaoksÜleminekudErikujulised detailidVaruosad Erikujulised detailid
jaoksSuperTube liitmikudPõlvedErikujulised detailidÜhendusedVaruosad Ühendused jaoksKeevitusühendusedKompensatsioonimuhvidVaruosad Kompensatsioonimuhvid jaoksÜleminekud teistele
materjalideleVaruosad Üleminekud teistele materjalidele jaoksKeermeühendusedVaruosad Keermeühendused jaoksÄärikühendusedÄärikpuksidÄravooluühendusedVaruosad Äravooluühendused
jaoksÜhenduspõlvedVaruosad Ühenduspõlved jaoksÜhendusmuhvidVaruosad Ühendusmuhvid jaoksÜhendusotsakudVaruosad Ühendusotsakud jaoksTorupõlvsifoonidVaruosad Torupõlvsifoonid
jaoksTigusifoonidVaruosad Tigusifoonid jaoksTarvikudToruklambridKinnitused toruklambriteleTorukanduridSulguridTihendidKaitseelemendidKulumaterjalÕhutusventiilid
veeärastuseksÕhutusventiilidVaruosad Õhutusventiilid jaoksEnergia tagasihoideventiilidGeberit Pluvia katusekuivendusSademevee äravoolulehtridVaruosad Sademevee äravoolulehtrid jaoksSademevee
äravoolulehtrid kuni 12 l/sVaruosad Sademevee äravoolulehtrid kuni 12 l/s jaoksSademevee äravoolulehtrid kuni 25 l/sVaruosad Sademevee äravoolulehtrid kuni 25 l/s jaoksSademevee äravoolulehtrid kuni 100
l/sVaruosad Sademevee äravoolulehtrid kuni 100 l/s jaoksSademevee äravoolulehtrid rennideleVaruosad Sademevee äravoolulehtrid rennidele jaoksSademevee äravoolulehtrid kuni 12 l/sVaruosad Sademevee
äravoolulehtrid kuni 12 l/s jaoksSademevee äravoolulehtrid kuni 25 l/sVaruosad Sademevee äravoolulehtrid kuni 25 l/s jaoksAurutõkke elemendidVaruosad Aurutõkke elemendid jaoksSademevee
äravoolulehtritele kuni 12 l/sVaruosad Sademevee äravoolulehtritele kuni 12 l/s jaoksSademevee äravoolulehtritele kuni 25 l/sAvariiülevooludeleVaruosad Avariiülevooludele jaoksSademevee äravoolulehtritele
kuni 12 l/sVaruosad Sademevee äravoolulehtritele kuni 12 l/s jaoksSademevee äravoolulehtritele kuni 25 l/sVaruosad Sademevee äravoolulehtritele kuni 25 l/s jaoksKinnitusedKinnitussüsteem d40–
200Kinnitussüsteem d250–315TarvikudVaruosad Tarvikud jaoksSademevee äravoolulehtriteleVaruosad Sademevee äravoolulehtritele jaoksKinnitusteleHarilik katusekuivendusSademevee
äravoolulehtridVaruosad Sademevee äravoolulehtrid jaoksAurutõkke elemendidVaruosad Aurutõkke elemendid jaoksTarvikudVaruosad Tarvikud jaoksPõrandakuivendusPinnasekuivendus sees ja väljasVaruosad
Pinnasekuivendus sees ja väljas jaoksPõrandaäravoolud rõdudele ja terrassidele, 10 x 10 cmVaruosad Põrandaäravoolud rõdudele ja terrassidele, 10 x 10 cm jaoksPõrandaäravoolud 13 x 13 cmPõranda
sissevoolud rõdudele ja terrassidele, 13 x 13 cmPõrandasissevoolud 15 x 15 cmVaruosad Põrandasissevoolud 15 x 15 cm jaoksTarvikudTööriistad, võrgukomponendid ja tarkvaraTööriistadTööriistad Geberit
FlowFit jaoksVaruosad Tööriistad Geberit FlowFit jaoks jaoksKäsipressimistööriistadVaruosad Käsipressimistööriistad jaoksPressimistööriistade ühilduvus [1]Varuosad Pressimistööriistade ühilduvus [1]
jaoksPressimistööriistade ühilduvus [2]Varuosad Pressimistööriistade ühilduvus [2] jaoksTorutöötlustööriistadVaruosad Torutöötlustööriistad jaoksKontrollimisvahendPressimisseadmed
tööriistadegaTarvikudTööriistad Geberit MeplaleVaruosad Tööriistad Geberit Meplale jaoksKäsipressimistööriistadVaruosad Käsipressimistööriistad jaoksPressimistööriistad ühilduvus [1]Varuosad